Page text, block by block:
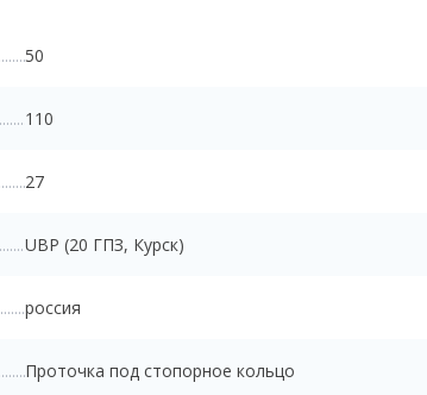
50
110
27
UBP (20 ГПЗ, Курск)
россия
Проточка под стопорное кольцо